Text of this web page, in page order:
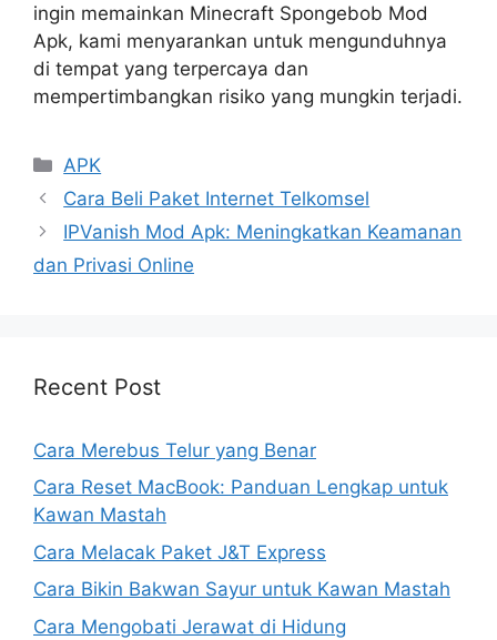
ingin memainkan Minecraft Spongebob Mod
Apk, kami menyarankan untuk mengunduhnya
di tempat yang terpercaya dan
mempertimbangkan risiko yang mungkin terjadi.
Kategori
APK
Cara Beli Paket Internet Telkomsel
IPVanish Mod Apk: Meningkatkan Keamanan
dan Privasi Online
Recent Post
Cara Merebus Telur yang Benar
Cara Reset MacBook: Panduan Lengkap untuk
Kawan Mastah
Cara Melacak Paket J&T Express
Cara Bikin Bakwan Sayur untuk Kawan Mastah
Cara Mengobati Jerawat di Hidung